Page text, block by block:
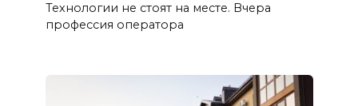
Технологии не стоят на месте. Вчера
профессия оператора